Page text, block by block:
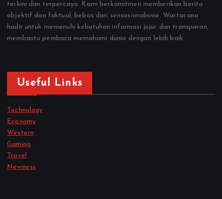
terkini dan terpercaya. Kami berkomitmen memberikan berita
objektif dan faktual, bebas dari sensasionalisme. Wartacana
hadir untuk memenuhi kebutuhan informasi jujur dan transparan,
membantu pembaca memahami dunia dengan lebih baik.
Useful Links
Technology
Economy
Western
Gaming
Travel
Newness